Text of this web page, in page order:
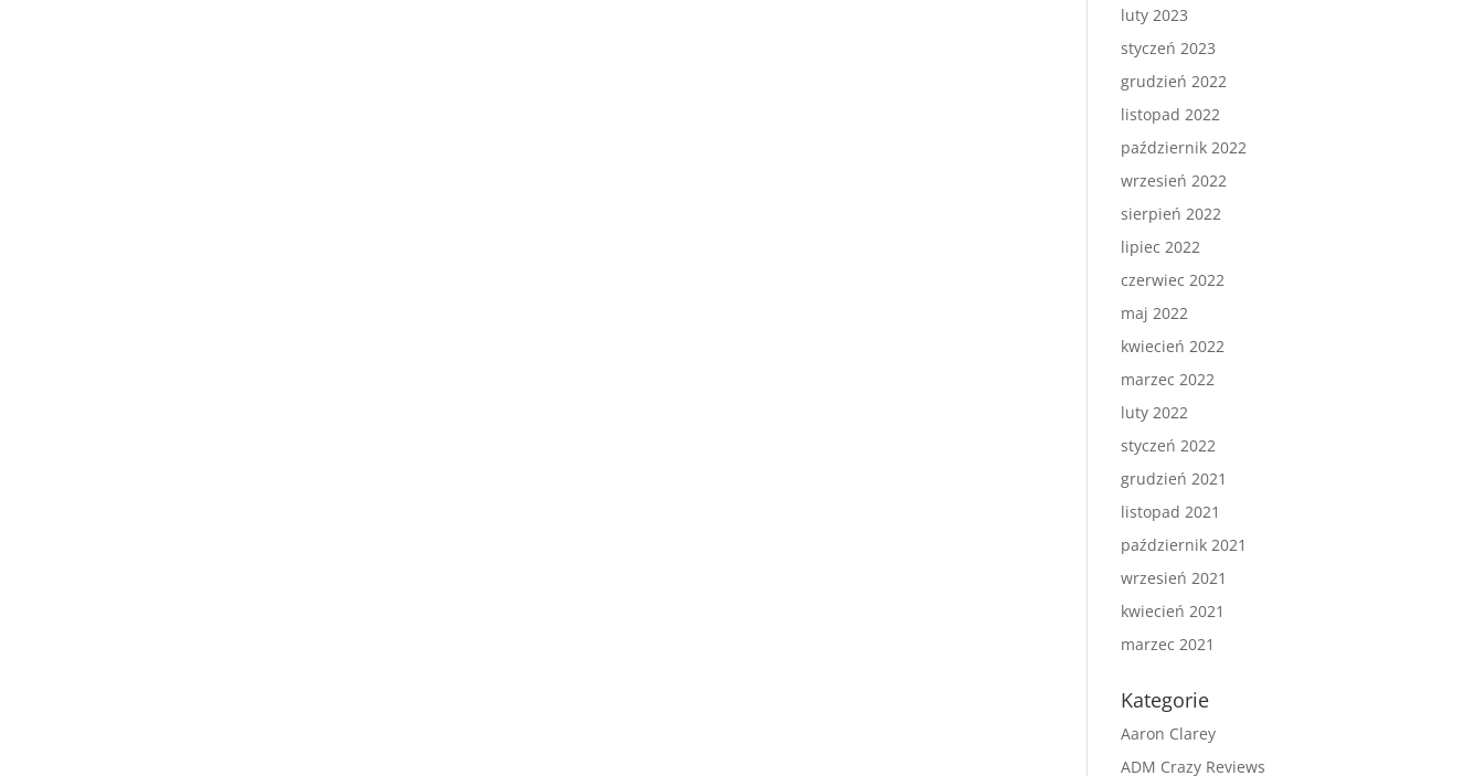
luty 2023
styczeń 2023
grudzień 2022
listopad 2022
październik 2022
wrzesień 2022
sierpień 2022
lipiec 2022
czerwiec 2022
maj 2022
kwiecień 2022
marzec 2022
luty 2022
styczeń 2022
grudzień 2021
listopad 2021
październik 2021
wrzesień 2021
kwiecień 2021
marzec 2021
Kategorie
Aaron Clarey
ADM Crazy Reviews